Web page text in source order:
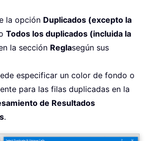
la opción Duplicados (excepto la
Todos los duplicados (incluida la
la sección Reglasegún sus
especificar un color de fondo o
para las filas duplicadas en la
de Resultados
.